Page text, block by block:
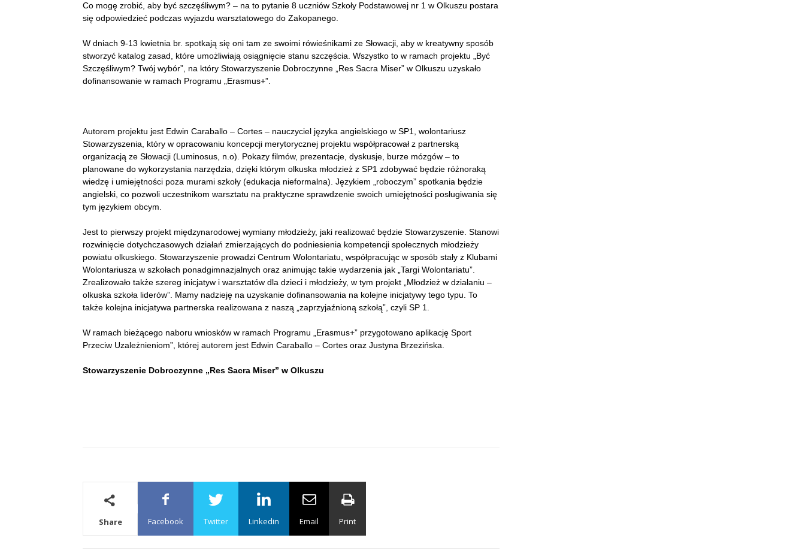
Co mogę zrobić, aby być szczęśliwym? – na to pytanie 8 uczniów Szkoły Podstawowej nr 1 w Olkuszu postara
się odpowiedzieć podczas wyjazdu warsztatowego do Zakopanego.
W dniach 9-13 kwietnia br. spotkają się oni tam ze swoimi rówieśnikami ze Słowacji, aby w kreatywny sposób
stworzyć katalog zasad, które umożliwiają osiągnięcie stanu szczęścia. Wszystko to w ramach projektu „Być
Szczęśliwym? Twój wybór”, na który Stowarzyszenie Dobroczynne „Res Sacra Miser” w Olkuszu uzyskało
dofinansowanie w ramach Programu „Erasmus+”.
Autorem projektu jest Edwin Caraballo – Cortes – nauczyciel języka angielskiego w SP1, wolontariusz
Stowarzyszenia, który w opracowaniu koncepcji merytorycznej projektu współpracował z partnerską
organizacją ze Słowacji (Luminosus, n.o). Pokazy filmów, prezentacje, dyskusje, burze mózgów – to
planowane do wykorzystania narzędzia, dzięki którym olkuska młodzież z SP1 zdobywać będzie różnoraką
wiedzę i umiejętności poza murami szkoły (edukacja nieformalna). Językiem „roboczym” spotkania będzie
angielski, co pozwoli uczestnikom warsztatu na praktyczne sprawdzenie swoich umiejętności posługiwania się
tym językiem obcym.
Jest to pierwszy projekt międzynarodowej wymiany młodzieży, jaki realizować będzie Stowarzyszenie. Stanowi
rozwinięcie dotychczasowych działań zmierzających do podniesienia kompetencji społecznych młodzieży
powiatu olkuskiego. Stowarzyszenie prowadzi Centrum Wolontariatu, współpracując w sposób stały z Klubami
Wolontariusza w szkołach ponadgimnazjalnych oraz animując takie wydarzenia jak „Targi Wolontariatu”.
Zrealizowało także szereg inicjatyw i warsztatów dla dzieci i młodzieży, w tym projekt „Młodzież w działaniu –
olkuska szkoła liderów”. Mamy nadzieję na uzyskanie dofinansowania na kolejne inicjatywy tego typu. To
także kolejna inicjatywa partnerska realizowana z naszą „zaprzyjaźnioną szkołą”, czyli SP 1.
W ramach bieżącego naboru wniosków w ramach Programu „Erasmus+” przygotowano aplikację Sport
Przeciw Uzależnieniom”, której autorem jest Edwin Caraballo – Cortes oraz Justyna Brzezińska.
Stowarzyszenie Dobroczynne „Res Sacra Miser” w Olkuszu
Share Facebook Twitter Linkedin Email Print